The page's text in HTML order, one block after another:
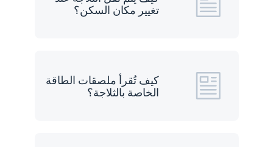
تغيير مكان السكن؟
كيف تُقرأ ملصقات الطاقة
الخاصة بالثلاجة؟